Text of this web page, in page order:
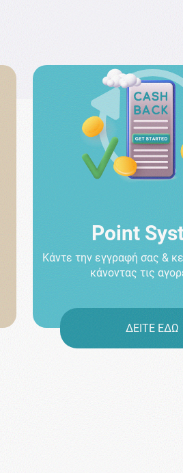
Point
Κάντε την εγγραφή σας &
κάνοντας τις
ΔΕΙΤΕ ΕΔΩ